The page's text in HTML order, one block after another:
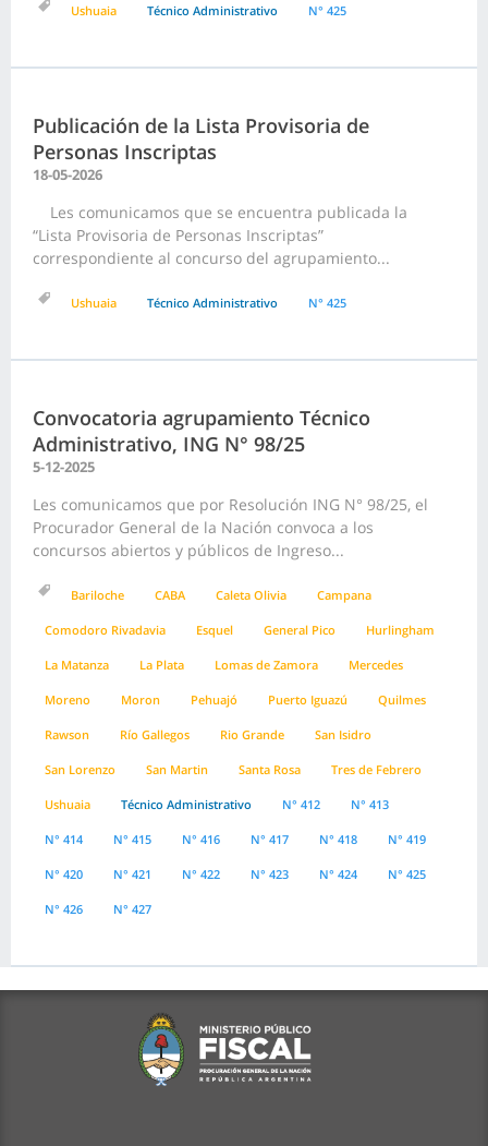
Ushuaia Técnico Administrativo N° 425
Publicación de la Lista Provisoria de
Personas Inscriptas
18-05-2026
Les comunicamos que se encuentra publicada la
“Lista Provisoria de Personas Inscriptas”
correspondiente al concurso del agrupamiento...
Ushuaia Técnico Administrativo N° 425
Convocatoria agrupamiento Técnico
Administrativo, ING N° 98/25
5-12-2025
Les comunicamos que por Resolución ING N° 98/25, el
Procurador General de la Nación convoca a los
concursos abiertos y públicos de Ingreso...
Bariloche CABA Caleta Olivia Campana
Comodoro Rivadavia Esquel General Pico Hurlingham
La Matanza La Plata Lomas de Zamora Mercedes
Moreno Moron Pehuajó Puerto Iguazú Quilmes
Rawson Río Gallegos Rio Grande San Isidro
San Lorenzo San Martin Santa Rosa Tres de Febrero
Ushuaia Técnico Administrativo N° 412 N° 413
N° 414 N° 415 N° 416 N° 417 N° 418 N° 419
N° 420 N° 421 N° 422 N° 423 N° 424 N° 425
N° 426 N° 427